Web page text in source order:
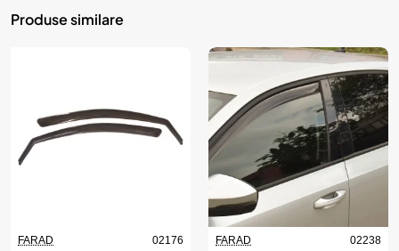
Produse similare
FARAD 02176 FARAD 02238